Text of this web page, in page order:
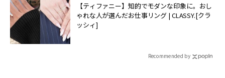
【ティファニー】知的でモダンな印象に。おし
ゃれな人が選んだお仕事リング | CLASSY.[クラ
ッシィ]
Recommended by